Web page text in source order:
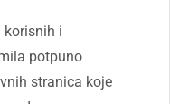
korisnih i
potpuno
stranica koje